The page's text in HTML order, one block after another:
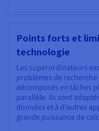
Points forts et
technologie
Les superordinateurs
problèmes de
décomposés en tâches
parallèle. Ils sont
données et à d’autres
grande puissance de